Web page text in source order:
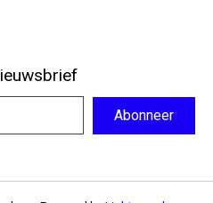
Abonneer